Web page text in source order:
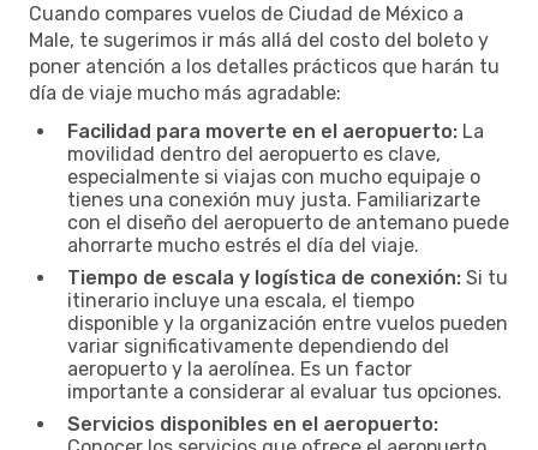
Cuando compares vuelos de Ciudad de México a
Male, te sugerimos ir más allá del costo del boleto y
poner atención a los detalles prácticos que harán tu
día de viaje mucho más agradable:
Facilidad para moverte en el aeropuerto: La
movilidad dentro del aeropuerto es clave,
especialmente si viajas con mucho equipaje o
tienes una conexión muy justa. Familiarizarte
con el diseño del aeropuerto de antemano puede
ahorrarte mucho estrés el día del viaje.
Tiempo de escala y logística de conexión: Si tu
itinerario incluye una escala, el tiempo
disponible y la organización entre vuelos pueden
variar significativamente dependiendo del
aeropuerto y la aerolínea. Es un factor
importante a considerar al evaluar tus opciones.
Servicios disponibles en el aeropuerto: